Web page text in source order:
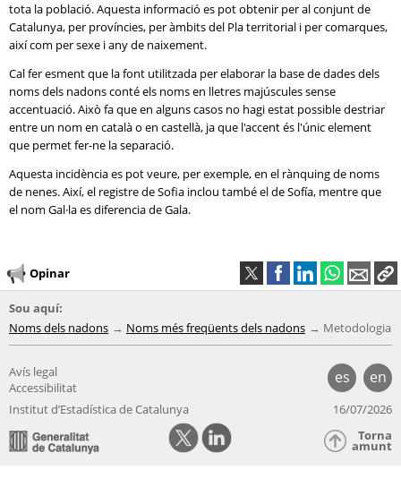
tota la població. Aquesta informació es pot obtenir per al conjunt de
Catalunya, per províncies, per àmbits del Pla territorial i per comarques,
així com per sexe i any de naixement.
Cal fer esment que la font utilitzada per elaborar la base de dades dels
noms dels nadons conté els noms en lletres majúscules sense
accentuació. Això fa que en alguns casos no hagi estat possible destriar
entre un nom en català o en castellà, ja que l'accent és l'únic element
que permet fer-ne la separació.
Aquesta incidència es pot veure, per exemple, en el rànquing de noms
de nenes. Així, el registre de Sofia inclou també el de Sofía, mentre que
el nom Gal·la es diferencia de Gala.
Opinar
Sou aquí:
Noms dels nadons
Noms més freqüents dels nadons Metodologia
es en
Avís legal
Accessibilitat
Institut d’Estadística de Catalunya
16/07/2026
Torna
amunt